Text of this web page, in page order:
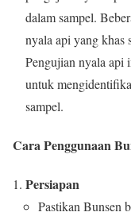
dalam sampel.
nyala api yang khas
Pengujian nyala api
untuk
sampel.
Cara Penggunaan
Persiapan
Pastikan Bunsen